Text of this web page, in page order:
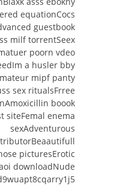
equationCocs
guestbook
milf torrentSeex
poorn vdeo
a husler bby
mipf panty
sex ritualsFrree
boook
siteFemal enema
sexAdventurous
picturesErotic
downloadNude